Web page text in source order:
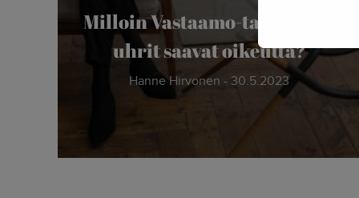
Milloin Vastaamo-tapauksen
uhrit saavat oikeutta?
Hanne Hirvonen - 30.5.2023